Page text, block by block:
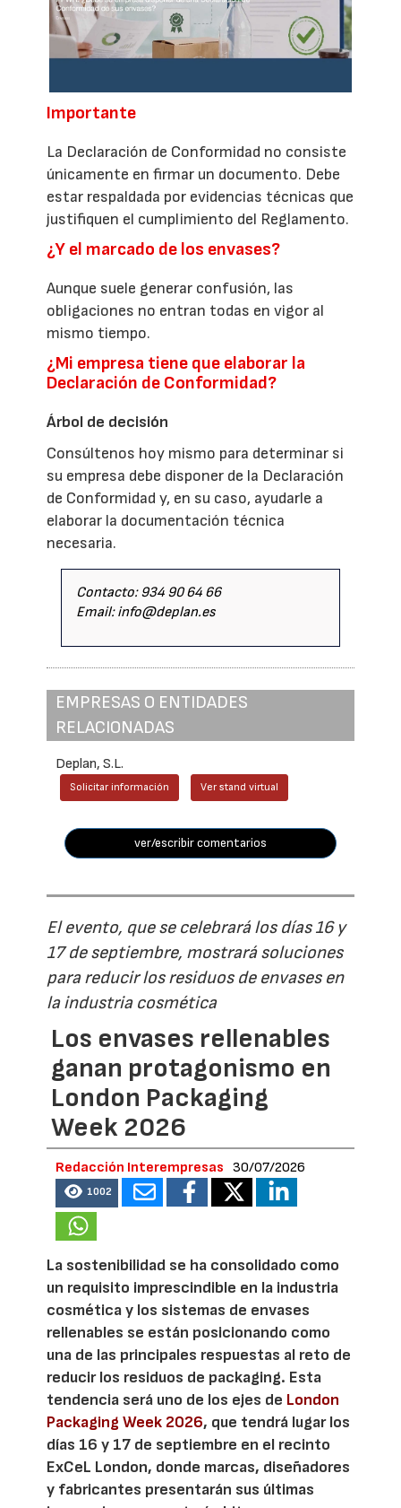
Importante
La Declaración de Conformidad no consiste
únicamente en firmar un documento. Debe
estar respaldada por evidencias técnicas que
justifiquen el cumplimiento del Reglamento.
¿Y el marcado de los envases?
Aunque suele generar confusión, las
obligaciones no entran todas en vigor al
mismo tiempo.
¿Mi empresa tiene que elaborar la
Declaración de Conformidad?
Árbol de decisión
Consúltenos hoy mismo para determinar si
su empresa debe disponer de la Declaración
de Conformidad y, en su caso, ayudarle a
elaborar la documentación técnica
necesaria.
Contacto: 934 90 64 66
Email: info@deplan.es
EMPRESAS O ENTIDADES
RELACIONADAS
Deplan, S.L.
Solicitar información Ver stand virtual
ver/escribir comentarios
El evento, que se celebrará los días 16 y
17 de septiembre, mostrará soluciones
para reducir los residuos de envases en
la industria cosmética
Los envases rellenables
ganan protagonismo en
London Packaging
Week 2026
Redacción Interempresas 30/07/2026
1002
La sostenibilidad se ha consolidado como
un requisito imprescindible en la industria
cosmética y los sistemas de envases
rellenables se están posicionando como
una de las principales respuestas al reto de
reducir los residuos de packaging. Esta
tendencia será uno de los ejes de London
Packaging Week 2026, que tendrá lugar los
días 16 y 17 de septiembre en el recinto
ExCeL London, donde marcas, diseñadores
y fabricantes presentarán sus últimas